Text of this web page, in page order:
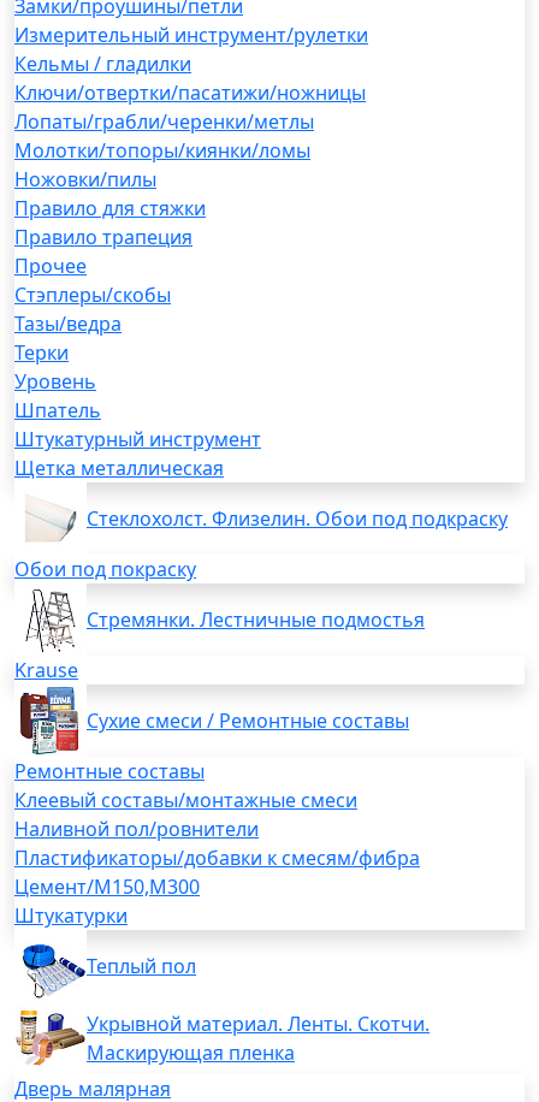
Замки/проушины/петли
Измерительный инструмент/рулетки
Кельмы / гладилки
Ключи/отвертки/пасатижи/ножницы
Лопаты/грабли/черенки/метлы
Молотки/топоры/киянки/ломы
Ножовки/пилы
Правило для стяжки
Правило трапеция
Прочее
Стэплеры/скобы
Тазы/ведра
Терки
Уровень
Шпатель
Штукатурный инструмент
Щетка металлическая
Стеклохолст. Флизелин. Обои под подкраску
Обои под покраску
Стремянки. Лестничные подмостья
Krause
Сухие смеси / Ремонтные составы
Ремонтные составы
Клеевый составы/монтажные смеси
Наливной пол/ровнители
Пластификаторы/добавки к смесям/фибра
Цемент/М150,М300
Штукатурки
Теплый пол
Укрывной материал. Ленты. Скотчи.
Маскирующая пленка
Дверь малярная